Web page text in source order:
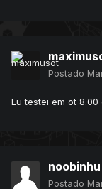
Postado
Eu testei em ot 8.00
noobinhu
Postado